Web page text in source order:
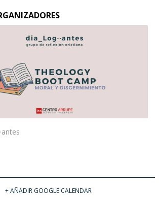
+ AÑADIR GOOGLE CALENDAR